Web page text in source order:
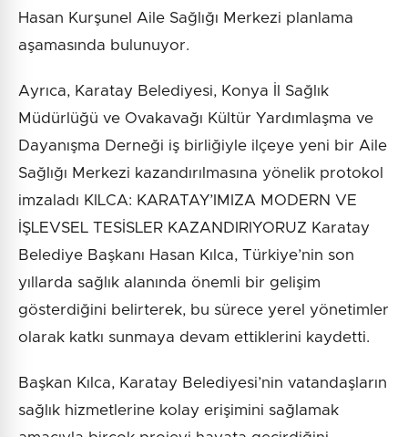
Hasan Kurşunel Aile Sağlığı Merkezi planlama
aşamasında bulunuyor.
Ayrıca, Karatay Belediyesi, Konya İl Sağlık
Müdürlüğü ve Ovakavağı Kültür Yardımlaşma ve
Dayanışma Derneği iş birliğiyle ilçeye yeni bir Aile
Sağlığı Merkezi kazandırılmasına yönelik protokol
imzaladı KILCA: KARATAY’IMIZA MODERN VE
İŞLEVSEL TESİSLER KAZANDIRIYORUZ Karatay
Belediye Başkanı Hasan Kılca, Türkiye’nin son
yıllarda sağlık alanında önemli bir gelişim
gösterdiğini belirterek, bu sürece yerel yönetimler
olarak katkı sunmaya devam ettiklerini kaydetti.
Başkan Kılca, Karatay Belediyesi’nin vatandaşların
sağlık hizmetlerine kolay erişimini sağlamak